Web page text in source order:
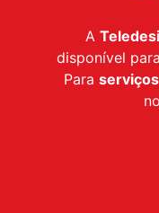
A
disponível para
Para